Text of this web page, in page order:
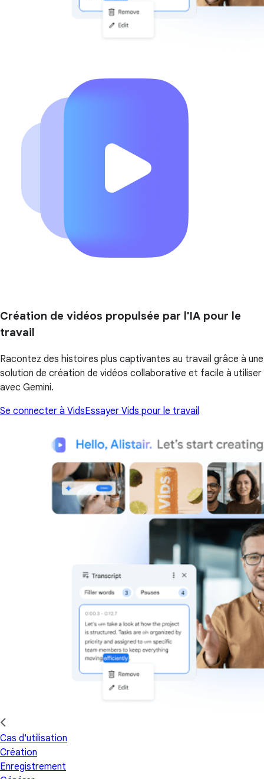
Création de vidéos propulsée par l'IA pour le
travail
Racontez des histoires plus captivantes au travail grâce à une
solution de création de vidéos collaborative et facile à utiliser
avec Gemini.
Se connecter à VidsEssayer Vids pour le travail
Cas d'utilisation
Création
Enregistrement